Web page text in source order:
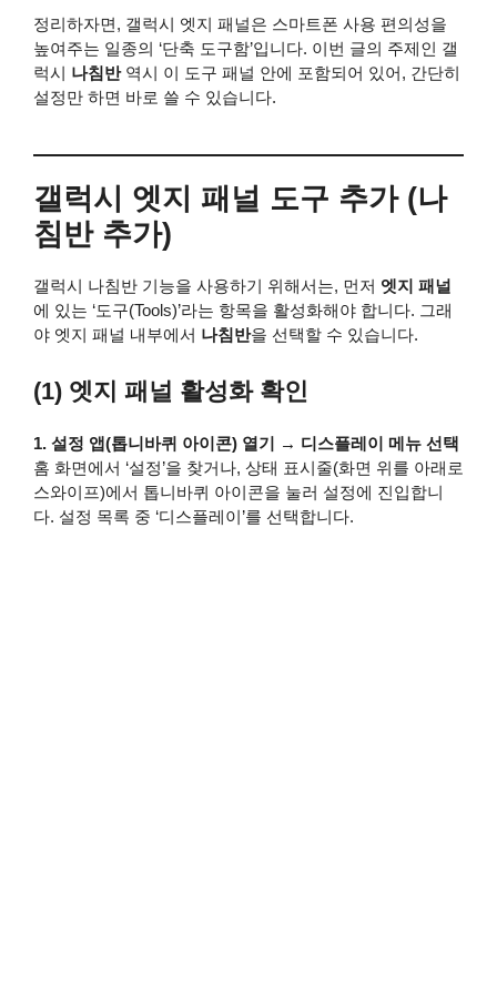
정리하자면, 갤럭시 엣지 패널은 스마트폰 사용 편의성을
높여주는 일종의 ‘단축 도구함’입니다. 이번 글의 주제인 갤
럭시 나침반역시 이 도구 패널 안에 포함되어 있어, 간단히
설정만 하면 바로 쓸 수 있습니다.
갤럭시 엣지 패널 도구 추가 (나
침반 추가)
갤럭시 나침반 기능을 사용하기 위해서는, 먼저 엣지 패널
에 있는 ‘도구(Tools)’라는 항목을 활성화해야 합니다. 그래
야 엣지 패널 내부에서 나침반을 선택할 수 있습니다.
(1) 엣지 패널 활성화 확인
1. 설정 앱(톱니바퀴 아이콘) 열기 → 디스플레이 메뉴 선택
홈 화면에서 ‘설정’을 찾거나, 상태 표시줄(화면 위를 아래로
스와이프)에서 톱니바퀴 아이콘을 눌러 설정에 진입합니
다. 설정 목록 중 ‘디스플레이’를 선택합니다.